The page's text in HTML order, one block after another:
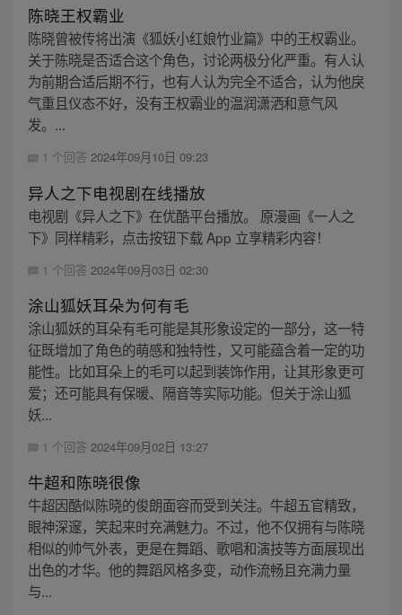
陈晓王权霸业
陈晓曾被传将出演《狐妖小红娘竹业篇》中的王权霸业。
关于陈晓是否适合这个角色，讨论两极分化严重。有人认
为前期合适后期不行，也有人认为完全不适合，认为他戾
气重且仪态不好，没有王权霸业的温润潇洒和意气风
发。...
1 个回答 2024年09月10日 09:23
异人之下电视剧在线播放
电视剧《异人之下》在优酷平台播放。 原漫画《一人之
下》同样精彩，点击按钮下载 App 立享精彩内容！
1 个回答 2024年09月03日 02:30
涂山狐妖耳朵为何有毛
涂山狐妖的耳朵有毛可能是其形象设定的一部分，这一特
征既增加了角色的萌感和独特性，又可能蕴含着一定的功
能性。比如耳朵上的毛可以起到装饰作用，让其形象更可
爱；还可能具有保暖、隔音等实际功能。但关于涂山狐
妖...
1 个回答 2024年09月02日 13:27
牛超和陈晓很像
牛超因酷似陈晓的俊朗面容而受到关注。牛超五官精致，
眼神深邃，笑起来时充满魅力。不过，他不仅拥有与陈晓
相似的帅气外表，更是在舞蹈、歌唱和演技等方面展现出
出色的才华。他的舞蹈风格多变，动作流畅且充满力量
与...